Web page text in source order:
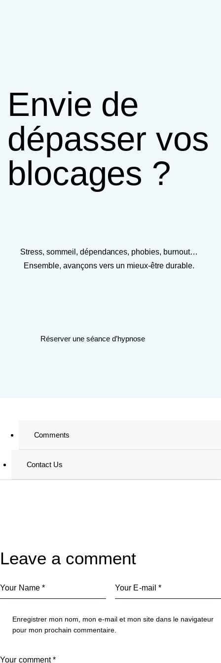
Envie de
dépasser vos
blocages ?
Stress, sommeil, dépendances, phobies, burnout…
Ensemble, avançons vers un mieux-être durable.
Réserver une séance d’hypnose
Comments
Contact Us
Leave a comment
Enregistrer mon nom, mon e-mail et mon site dans le navigateur
pour mon prochain commentaire.